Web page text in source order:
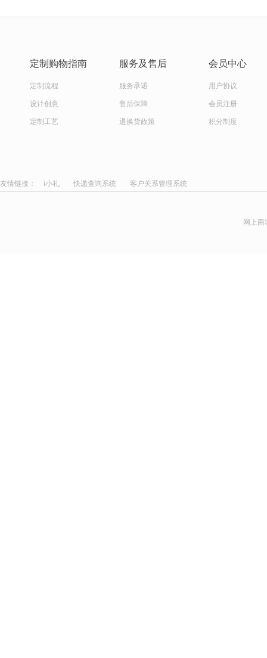
定制购物指南
定制流程
设计创意
定制工艺
服务及售后
服务承诺
售后保障
退换货政策
会员中心
用户协议
会员注册
积分制度
友情链接： i小礼 快递查询系统 客户关系管理系统
网上